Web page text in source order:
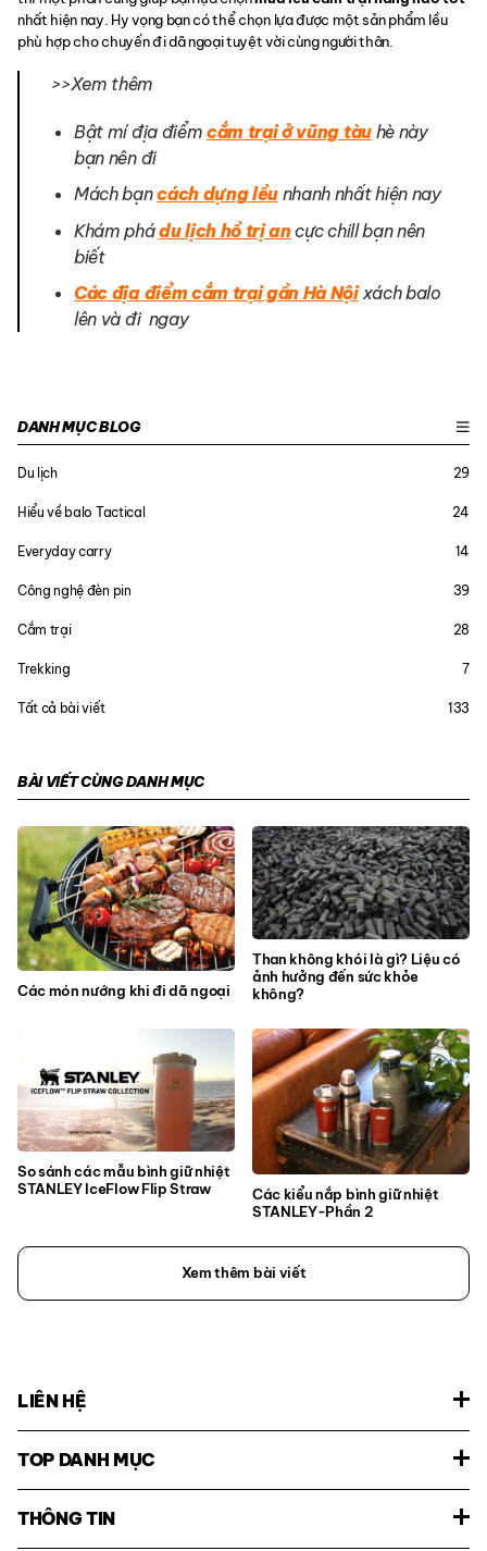
DANH MỤC BLOG
Du lịch 29
Hiểu về balo Tactical 24
Everyday carry 14
Công nghệ đèn pin 39
Cắm trại 28
Trekking 7
Tất cả bài viết 133
BÀI VIẾT CÙNG DANH MỤC
Các món nướng khi đi dã ngoại
Than không khói là gì? Liệu có
ảnh hưởng đến sức khỏe
không?
So sánh các mẫu bình giữ nhiệt
STANLEY IceFlow Flip Straw
Các kiểu nắp bình giữ nhiệt
STANLEY-Phần 2
Xem thêm bài viết
nhất hiện nay. Hy vọng bạn có thể chọn lựa được một sản phẩm lều
phù hợp cho chuyến đi dã ngoại tuyệt vời cùng người thân.
>>Xem thêm
Bật mí địa điểm cắm trại ở vũng tàuhè này
bạn nên đi
Mách bạncách dựng lều nhanh nhất hiện nay
Khám phádu lịch hồ trị ancực chill bạn nên
biết
Các địa điểm cắm trại gần Hà Nộixách balo
lên và đi ngay
LIÊN HỆ
TOP DANH MỤC
THÔNG TIN